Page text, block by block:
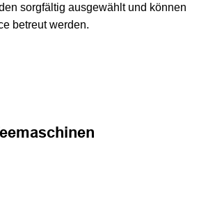
sorgfältig ausgewählt und können
betreut werden.